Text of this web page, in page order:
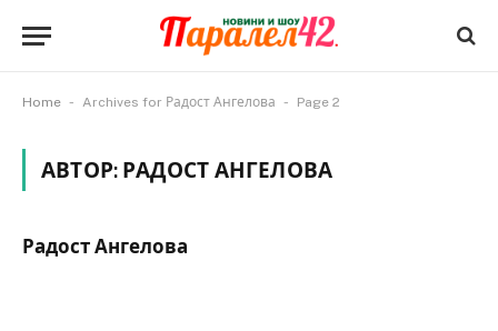
Home - Archives for Радост Ангелова - Page 2
АВТОР: РАДОСТ АНГЕЛОВА
Радост Ангелова